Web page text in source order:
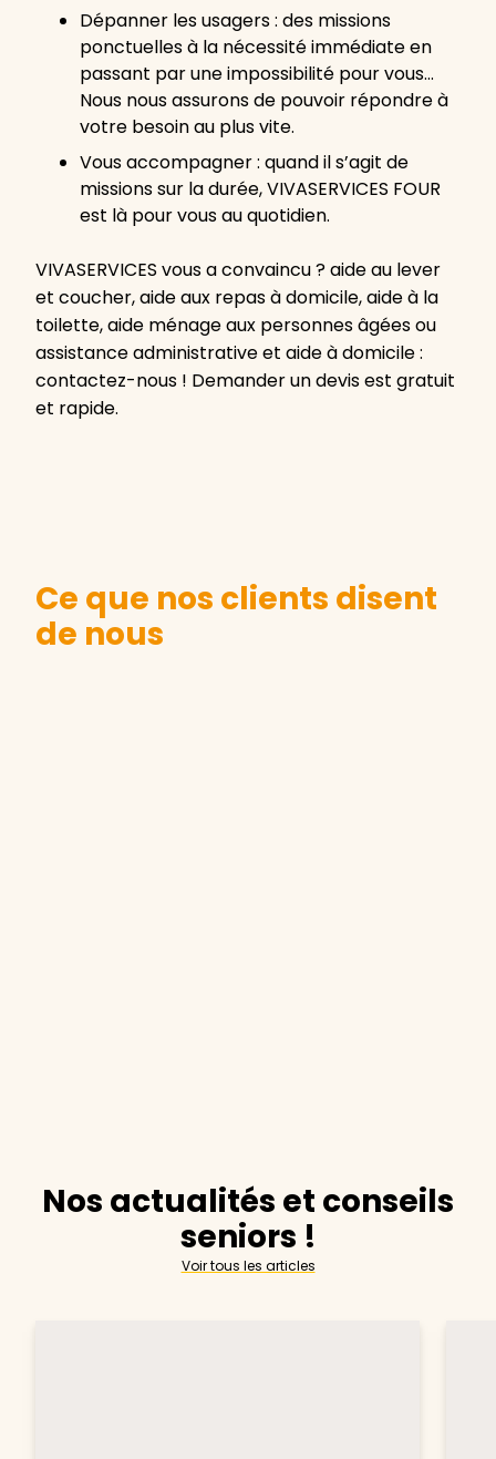
Dépanner les usagers : des missions
ponctuelles à la nécessité immédiate en
passant par une impossibilité pour vous…
Nous nous assurons de pouvoir répondre à
votre besoin au plus vite.
Vous accompagner : quand il s’agit de
missions sur la durée, VIVASERVICES FOUR
est là pour vous au quotidien.
VIVASERVICES vous a convaincu ? aide au lever
et coucher, aide aux repas à domicile, aide à la
toilette, aide ménage aux personnes âgées ou
assistance administrative et aide à domicile :
contactez-nous ! Demander un devis est gratuit
et rapide.
Ce que nos clients disent
de nous
Nos actualités et conseils
seniors !
Voir tous les articles